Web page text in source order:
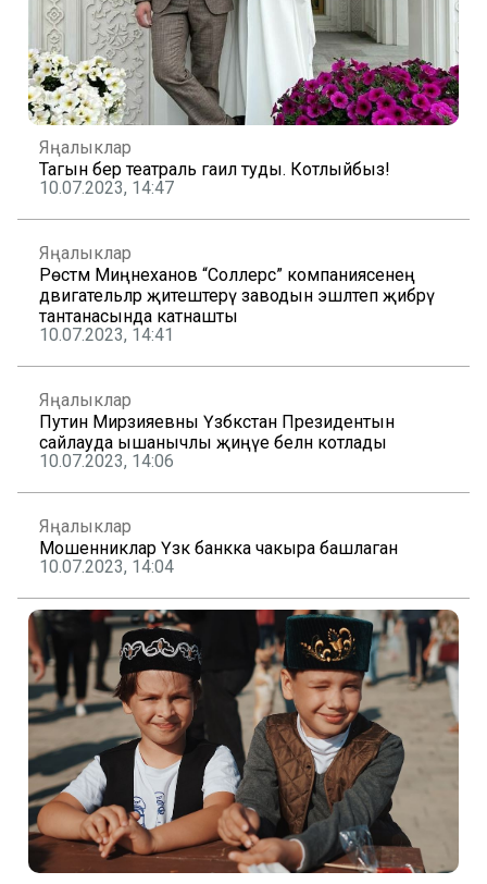
Яңалыклар
Тагын бер театраль гаилә туды. Котлыйбыз!
10.07.2023, 14:47
Яңалыклар
Рөстәм Миңнеханов “Соллерс” компаниясенең
двигательләр җитештерү заводын эшләтеп җибәрү
тантанасында катнашты
10.07.2023, 14:41
Яңалыклар
Путин Мирзияевны Үзбәкстан Президентын
сайлауда ышанычлы җиңүе белән котлады
10.07.2023, 14:06
Яңалыклар
Мошенниклар Үзәк банкка чакыра башлаган
10.07.2023, 14:04